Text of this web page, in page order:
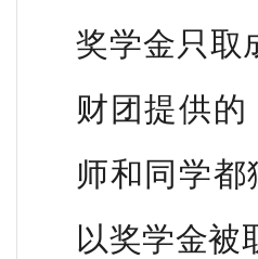
奖学金只取
财团提供
师和同学
以奖学金被